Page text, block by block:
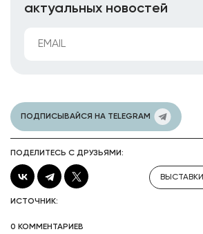
актуальных новостей
ПОДПИСЫВАЙСЯ НА TELEGRAM
ПОДЕЛИТЕСЬ С ДРУЗЬЯМИ:
ВЫСТАВКИ
ИСТОЧНИК:
0 КОММЕНТАРИЕВ